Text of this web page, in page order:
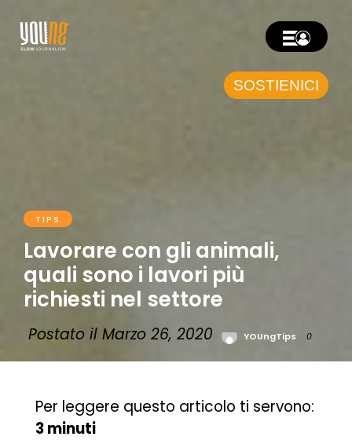
SOSTIENICI
TIPS
Lavorare con gli animali,
quali sono i lavori più
richiesti nel settore
Postato il Marzo 26, 2020 YOUngTips 0
Per leggere questo articolo ti servono:
3 minuti